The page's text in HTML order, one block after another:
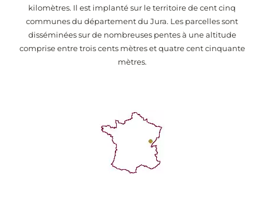
kilomètres. Il est implanté sur le territoire de cent cinq
communes du département du Jura. Les parcelles sont
disséminées sur de nombreuses pentes à une altitude
comprise entre trois cents mètres et quatre cent cinquante
mètres.